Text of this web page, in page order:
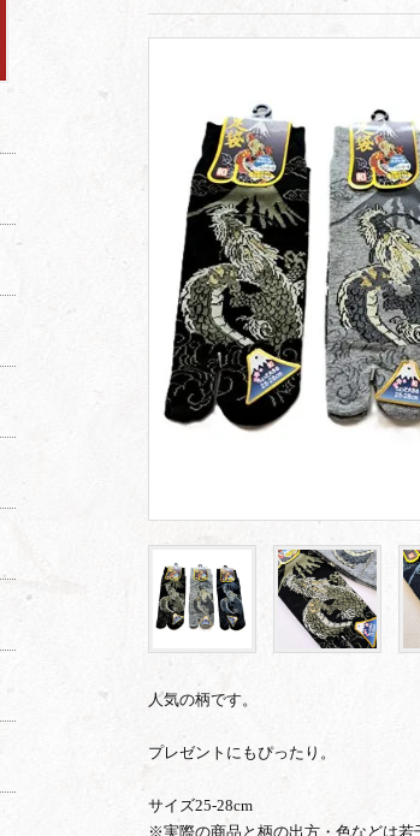
人気の柄です。
プレゼントにもぴったり。
サイズ25-28cm
※実際の商品と柄の出方・色などは若